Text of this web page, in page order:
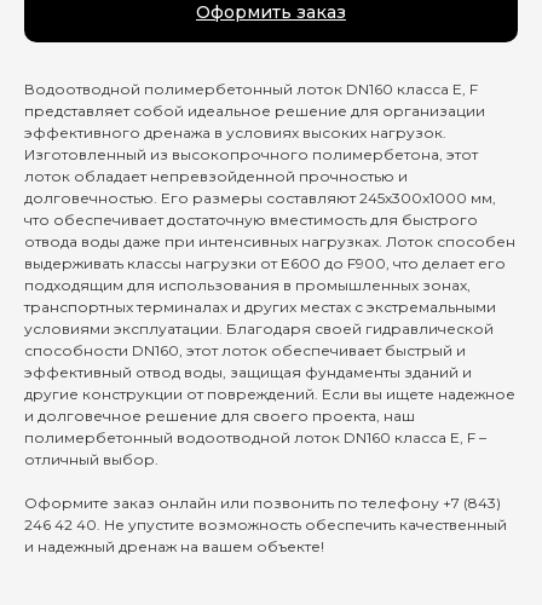
Оформить заказ
Водоотводной полимербетонный лоток DN160 класса E, F
представляет собой идеальное решение для организации
эффективного дренажа в условиях высоких нагрузок.
Изготовленный из высокопрочного полимербетона, этот
лоток обладает непревзойденной прочностью и
долговечностью. Его размеры составляют 245x300x1000 мм,
что обеспечивает достаточную вместимость для быстрого
отвода воды даже при интенсивных нагрузках. Лоток способен
выдерживать классы нагрузки от E600 до F900, что делает его
подходящим для использования в промышленных зонах,
транспортных терминалах и других местах с экстремальными
условиями эксплуатации. Благодаря своей гидравлической
способности DN160, этот лоток обеспечивает быстрый и
эффективный отвод воды, защищая фундаменты зданий и
другие конструкции от повреждений. Если вы ищете надежное
и долговечное решение для своего проекта, наш
полимербетонный водоотводной лоток DN160 класса E, F –
отличный выбор.
Оформите заказ онлайн или позвонить по телефону +7 (843)
246 42 40. Не упустите возможность обеспечить качественный
и надежный дренаж на вашем объекте!